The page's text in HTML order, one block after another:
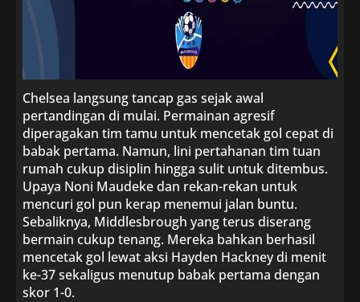
Chelsea langsung tancap gas sejak awal
pertandingan di mulai. Permainan agresif
diperagakan tim tamu untuk mencetak gol cepat di
babak pertama. Namun, lini pertahanan tim tuan
rumah cukup disiplin hingga sulit untuk ditembus.
Upaya Noni Maudeke dan rekan-rekan untuk
mencuri gol pun kerap menemui jalan buntu.
Sebaliknya, Middlesbrough yang terus diserang
bermain cukup tenang. Mereka bahkan berhasil
mencetak gol lewat aksi Hayden Hackney di menit
ke-37 sekaligus menutup babak pertama dengan
skor 1-0.